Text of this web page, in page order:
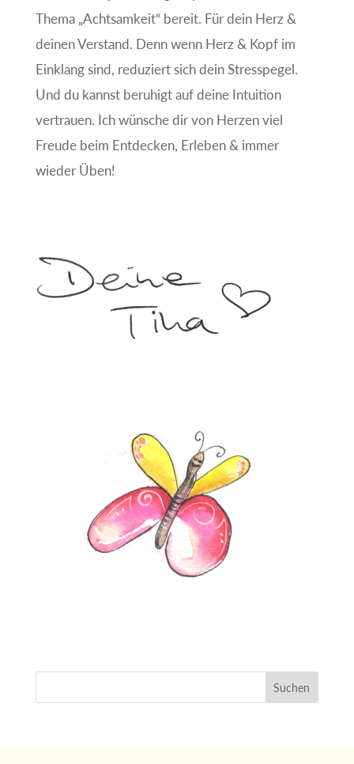
Thema „Achtsamkeit“ bereit. Für dein Herz &
deinen Verstand. Denn wenn Herz & Kopf im
Einklang sind, reduziert sich dein Stresspegel.
Und du kannst beruhigt auf deine Intuition
vertrauen. Ich wünsche dir von Herzen viel
Freude beim Entdecken, Erleben & immer
wieder Üben!